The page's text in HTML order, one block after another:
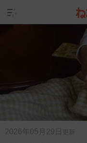
2026年05月29日 更新